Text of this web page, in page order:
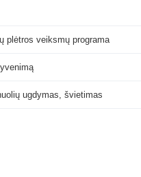
plėtros veiksmų programa
ugdymas, švietimas